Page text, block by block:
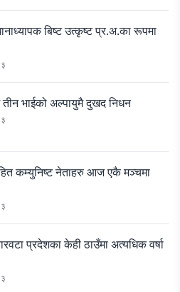
बिष्ट उत्कृष्ट प्र.अ.का रूपमा
भाईको अल्पायुमै दुखद निधन
कम्युनिष्ट नेताहरु आज एकै मञ्चमा
प्रदेशका केही ठाउँमा अत्यधिक वर्षा